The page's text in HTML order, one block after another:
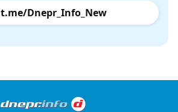
t.me/Dnepr_Info_New